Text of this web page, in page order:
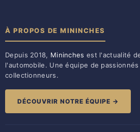
À PROPOS DE MININCHES
Depuis 2018, Mininches est l'actualité
l'automobile. Une équipe de
collectionneurs.
DÉCOUVRIR NOTRE ÉQUIPE →